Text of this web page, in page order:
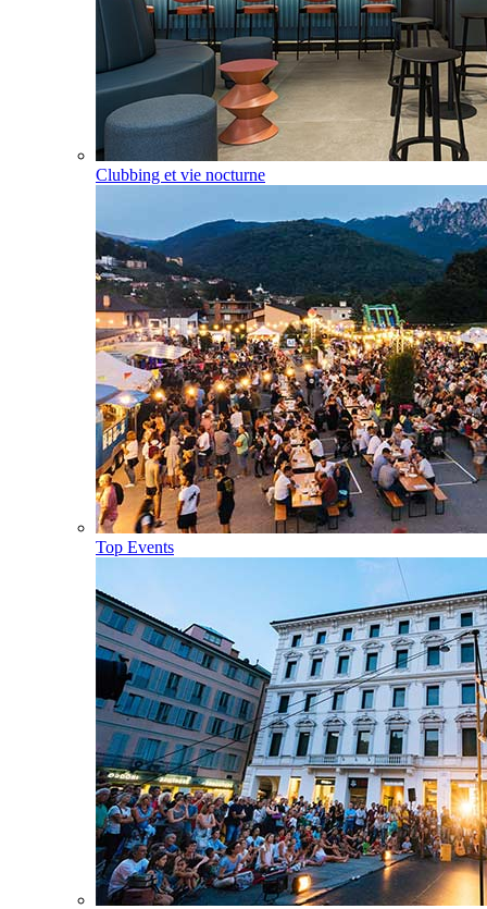
Clubbing et vie nocturne
Top Events